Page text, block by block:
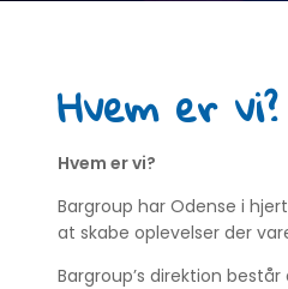
Hvem er vi?
Hvem er vi?
Bargroup har Odense i
at skabe oplevelser der
Bargroup’s direktion